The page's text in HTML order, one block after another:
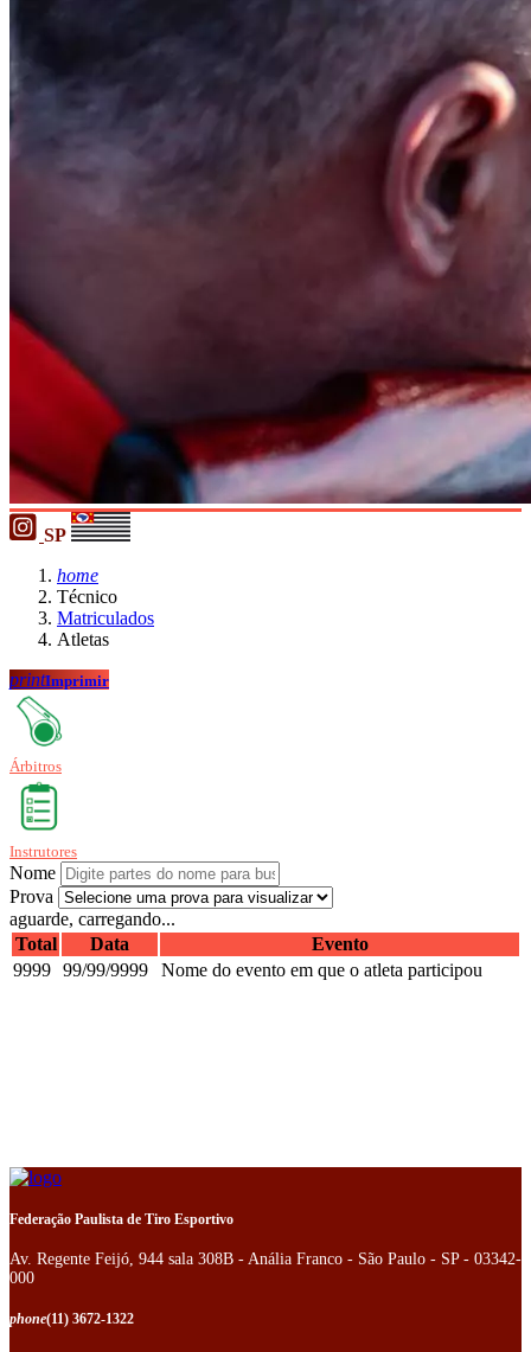
SP
home
Técnico
Matriculados
Atletas
printImprimir
Árbitros
Instrutores
Nome
Prova
aguarde, carregando...
Total
Data
Evento
9999 99/99/9999 Nome do evento em que o atleta participou
Federação Paulista de Tiro Esportivo
Av. Regente Feijó, 944 sala 308B - Anália Franco - São Paulo - SP - 03342-
000
phone(11) 3672-1322